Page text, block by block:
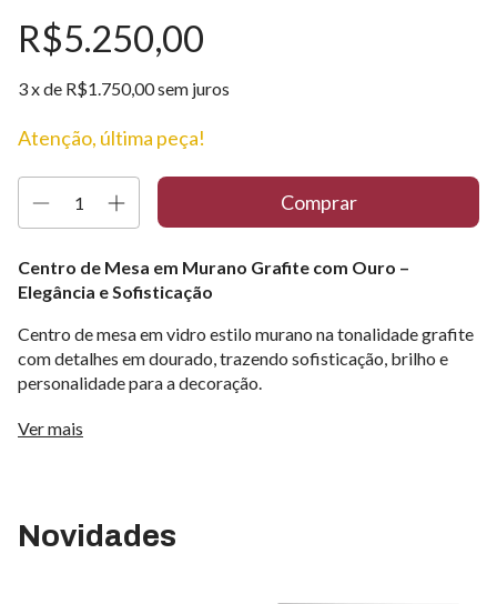
R$5.250,00
3x de R$1.750,00sem juros
Atenção, última peça!
Centro de Mesa em Murano Grafite com Ouro –
Elegância e Sofisticação
Centro de mesa em vidro estilo murano na tonalidade grafite
com detalhes em dourado, trazendo sofisticação, brilho e
personalidade para a decoração.
Seu design artístico e acabamento refinado transformam a
visual contemporâneo e luxuoso, harmonizando facilmente
Ver mais
Novidades